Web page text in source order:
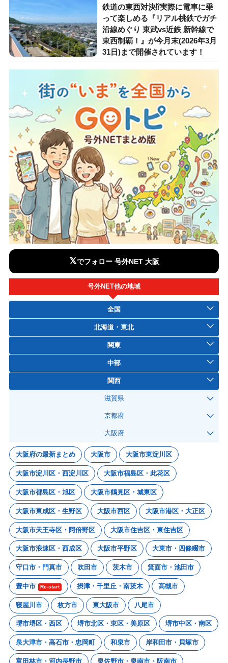
鉄道の東西対決⁉︎実際に電車に乗
って楽しめる『リアル桃鉄でガチ
沿線めぐり 東武vs近鉄 新幹線で
東西制覇！』が今月末(2026年3月
31日)まで開催されています！
𝕏でフォロー 号外NET 大阪
号外NET他の地域
全国
北海道・東北
関東
中部
関西
滋賀県
京都府
大阪府
大阪府の最新まとめ 大阪市 大阪市東淀川区
大阪市淀川区・西淀川区 大阪市福島区・此花区
大阪市都島区・旭区 大阪市鶴見区・城東区
大阪市東成区・生野区 大阪市西区 大阪市港区・大正区
大阪市天王寺区・阿倍野区 大阪市住吉区・東住吉区
大阪市浪速区・西成区 大阪市平野区 大東市・四條畷市
守口市・門真市 吹田市 茨木市 箕面市・池田市
豊中市 Re-start 摂津・千里丘・南茨木 高槻市
寝屋川市 枚方市 東大阪市 八尾市
堺市堺区・西区 堺市北区・東区・美原区 堺市中区・南区
泉大津市・高石市・忠岡町 和泉市 岸和田市・貝塚市
富田林市・河内長野市 泉佐野市・泉南市・阪南市